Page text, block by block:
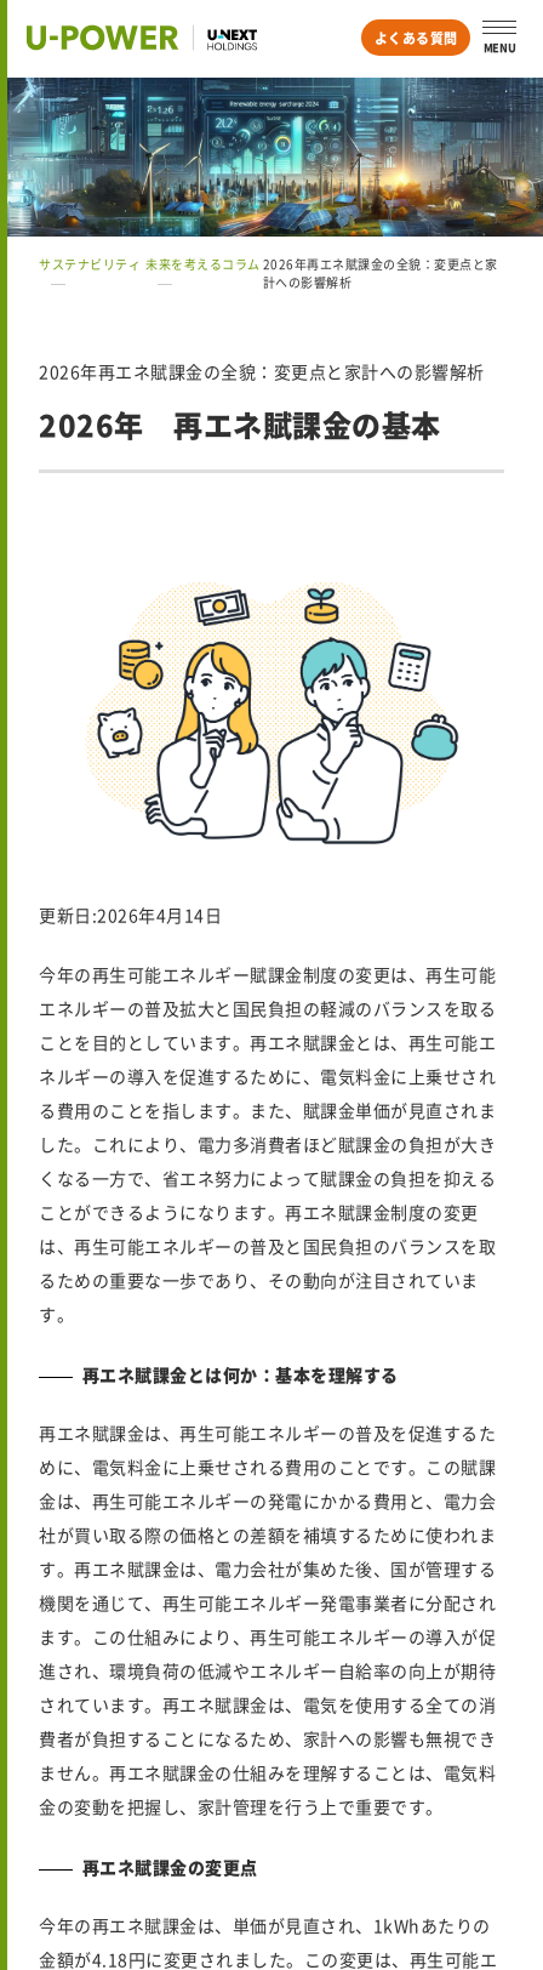
よくある質問 MENU
サステナビリティ 未来を考えるコラム 2026年再エネ賦課金の全貌：変更点と家
計への影響解析
2026年再エネ賦課金の全貌：変更点と家計への影響解析
2026年 再エネ賦課金の基本
更新日:2026年4月14日
今年の再生可能エネルギー賦課金制度の変更は、再生可能
エネルギーの普及拡大と国民負担の軽減のバランスを取る
ことを目的としています。再エネ賦課金とは、再生可能エ
ネルギーの導入を促進するために、電気料金に上乗せされ
る費用のことを指します。また、賦課金単価が見直されま
した。これにより、電力多消費者ほど賦課金の負担が大き
くなる一方で、省エネ努力によって賦課金の負担を抑える
ことができるようになります。再エネ賦課金制度の変更
は、再生可能エネルギーの普及と国民負担のバランスを取
るための重要な一歩であり、その動向が注目されていま
す。
再エネ賦課金とは何か：基本を理解する
再エネ賦課金は、再生可能エネルギーの普及を促進するた
めに、電気料金に上乗せされる費用のことです。この賦課
金は、再生可能エネルギーの発電にかかる費用と、電力会
社が買い取る際の価格との差額を補填するために使われま
す。再エネ賦課金は、電力会社が集めた後、国が管理する
機関を通じて、再生可能エネルギー発電事業者に分配され
ます。この仕組みにより、再生可能エネルギーの導入が促
進され、環境負荷の低減やエネルギー自給率の向上が期待
されています。再エネ賦課金は、電気を使用する全ての消
費者が負担することになるため、家計への影響も無視でき
ません。再エネ賦課金の仕組みを理解することは、電気料
金の変動を把握し、家計管理を行う上で重要です。
再エネ賦課金の変更点
今年の再エネ賦課金は、単価が見直され、1kWhあたりの
金額が4.18円に変更されました。この変更は、再生可能エ